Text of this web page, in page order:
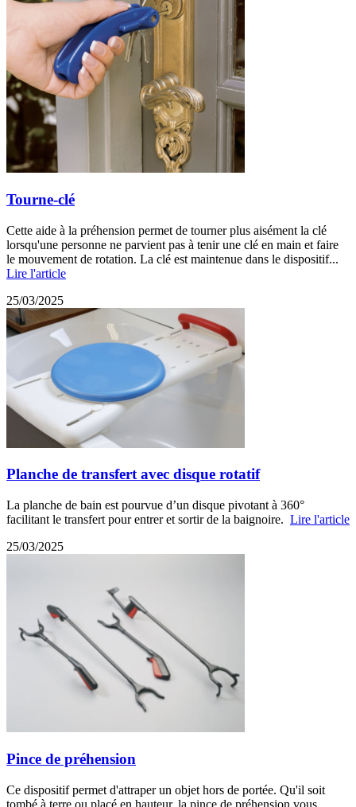
Tourne-clé
Cette aide à la préhension permet de tourner plus aisément la clé
lorsqu'une personne ne parvient pas à tenir une clé en main et faire
le mouvement de rotation. La clé est maintenue dans le dispositif...
Lire l'article
25/03/2025
Planche de transfert avec disque rotatif
La planche de bain est pourvue d’un disque pivotant à 360°
facilitant le transfert pour entrer et sortir de la baignoire. Lire l'article
25/03/2025
Pince de préhension
Ce dispositif permet d'attraper un objet hors de portée. Qu'il soit
tombé à terre ou placé en hauteur, la pince de préhension vous